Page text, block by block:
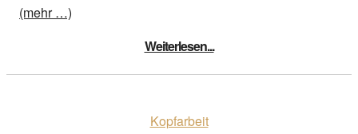
(mehr …)
Weiterlesen...
Kopfarbeit